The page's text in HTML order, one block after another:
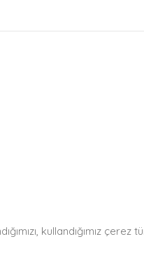
kullandığımız